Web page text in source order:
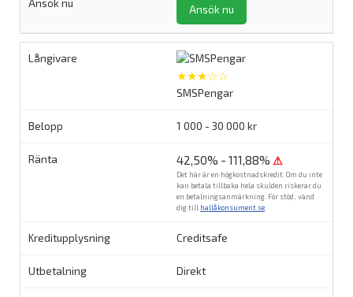
Ansök nu
★★★☆☆
SMSPengar
1 000 - 30 000 kr
42,50% - 111,88% ⚠
Det här är en högkostnadskredit. Om du inte
kan betala tillbaka hela skulden riskerar du
en betalningsanmärkning. För stöd, vänd
dig till hallåkonsument.se
Creditsafe
Direkt